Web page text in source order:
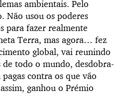
ambientais. Pelo
Não usou os poderes
para fazer realmente
Terra, mas agora… fez
global, vai reunindo
todo o mundo, desdobra-
contra os que vão
ganhou o Prémio